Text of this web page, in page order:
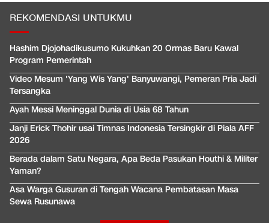
REKOMENDASI UNTUKMU
Hashim Djojohadikusumo Kukuhkan 20 Ormas Baru Kawal
Program Pemerintah
Video Mesum 'Yang Wis Yang' Banyuwangi, Pemeran Pria Jadi
Tersangka
Ayah Messi Meninggal Dunia di Usia 68 Tahun
Janji Erick Thohir usai Timnas Indonesia Tersingkir di Piala AFF
2026
Berada dalam Satu Negara, Apa Beda Pasukan Houthi & Militer
Yaman?
Asa Warga Gusuran di Tengah Wacana Pembatasan Masa
Sewa Rusunawa